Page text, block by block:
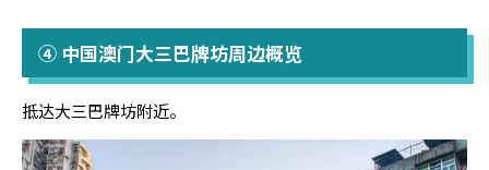
④ 中国澳门大三巴牌坊周边概览
抵达大三巴牌坊附近。